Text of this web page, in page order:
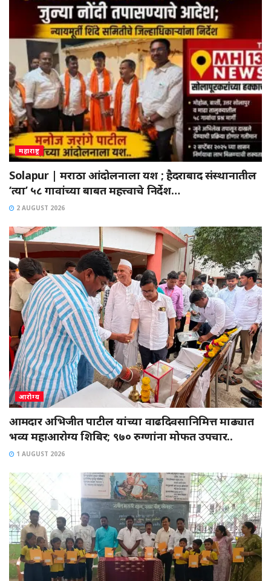
महाराष्ट्र
Solapur | मराठा आंदोलनाला यश ; हैदराबाद संस्थानातील
‘त्या’ ५८ गावांच्या बाबत महत्त्वाचे निर्देश…
2 AUGUST 2026
आरोग्य
आमदार अभिजीत पाटील यांच्या वाढदिवसानिमित्त माढ्यात
भव्य महाआरोग्य शिबिर; ९७० रुग्णांना मोफत उपचार..
1 AUGUST 2026